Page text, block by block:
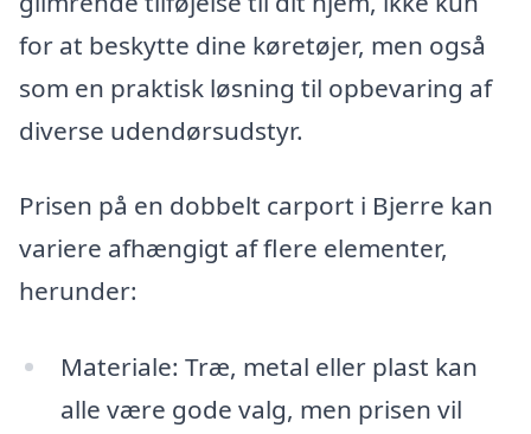
for at beskytte dine køretøjer, men også
som en praktisk løsning til opbevaring af
diverse udendørsudstyr.
Prisen på en dobbelt carport i Bjerre kan
variere afhængigt af flere elementer,
herunder:
Materiale: Træ, metal eller plast kan
alle være gode valg, men prisen vil